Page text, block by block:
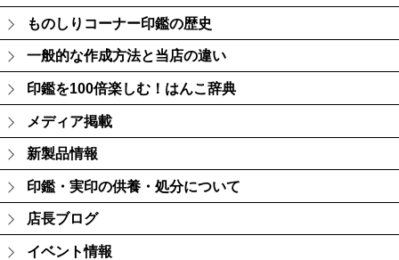
ものしりコーナー印鑑の歴史
一般的な作成方法と当店の違い
印鑑を100倍楽しむ！はんこ辞典
メディア掲載
新製品情報
印鑑・実印の供養・処分について
店長ブログ
イベント情報